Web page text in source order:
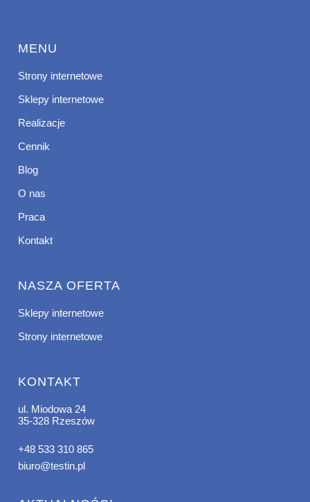
MENU
Strony internetowe
Sklepy internetowe
Realizacje
Cennik
Blog
O nas
Praca
Kontakt
NASZA OFERTA
Sklepy internetowe
Strony internetowe
KONTAKT
ul. Miodowa 24
35-328 Rzeszów
+48 533 310 865
biuro@testin.pl